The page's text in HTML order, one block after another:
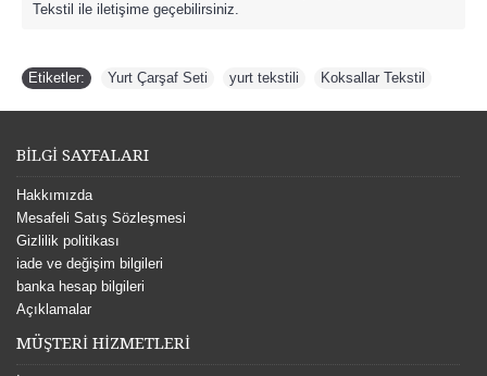
Tekstil ile iletişime geçebilirsiniz.
Etiketler: Yurt Çarşaf Seti yurt tekstili Koksallar Tekstil
BİLGİ SAYFALARI
Hakkımızda
Mesafeli Satış Sözleşmesi
Gizlilik politikası
iade ve değişim bilgileri
banka hesap bilgileri
Açıklamalar
MÜŞTERİ HİZMETLERİ